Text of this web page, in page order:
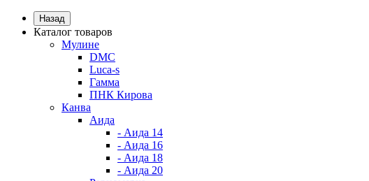
Назад
Каталог товаров
Мулине
DMC
Luca-s
Гамма
ПНК Кирова
Канва
Аида
- Аида 14
- Аида 16
- Аида 18
- Аида 20